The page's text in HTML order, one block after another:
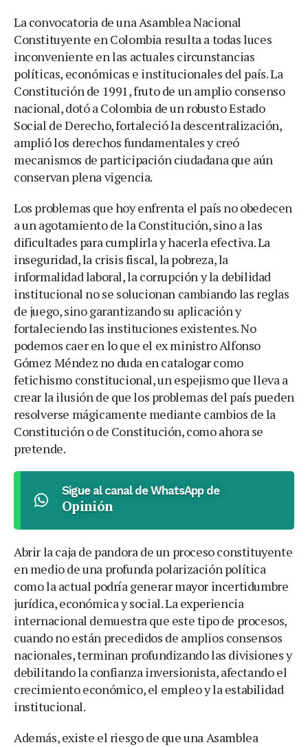
La convocatoria de una Asamblea Nacional
Constituyente en Colombia resulta a todas luces
inconveniente en las actuales circunstancias
políticas, económicas e institucionales del país. La
Constitución de 1991, fruto de un amplio consenso
nacional, dotó a Colombia de un robusto Estado
Social de Derecho, fortaleció la descentralización,
amplió los derechos fundamentales y creó
mecanismos de participación ciudadana que aún
conservan plena vigencia.
Los problemas que hoy enfrenta el país no obedecen
a un agotamiento de la Constitución, sino a las
dificultades para cumplirla y hacerla efectiva. La
inseguridad, la crisis fiscal, la pobreza, la
informalidad laboral, la corrupción y la debilidad
institucional no se solucionan cambiando las reglas
de juego, sino garantizando su aplicación y
fortaleciendo las instituciones existentes. No
podemos caer en lo que el ex ministro Alfonso
Gómez Méndez no duda en catalogar como
fetichismo constitucional, un espejismo que lleva a
crear la ilusión de que los problemas del país pueden
resolverse mágicamente mediante cambios de la
Constitución o de Constitución, como ahora se
pretende.
Sigue al canal de WhatsApp de
Opinión
Abrir la caja de pandora de un proceso constituyente
en medio de una profunda polarización política
como la actual podría generar mayor incertidumbre
jurídica, económica y social. La experiencia
internacional demuestra que este tipo de procesos,
cuando no están precedidos de amplios consensos
nacionales, terminan profundizando las divisiones y
debilitando la confianza inversionista, afectando el
crecimiento económico, el empleo y la estabilidad
institucional.
Además, existe el riesgo de que una Asamblea